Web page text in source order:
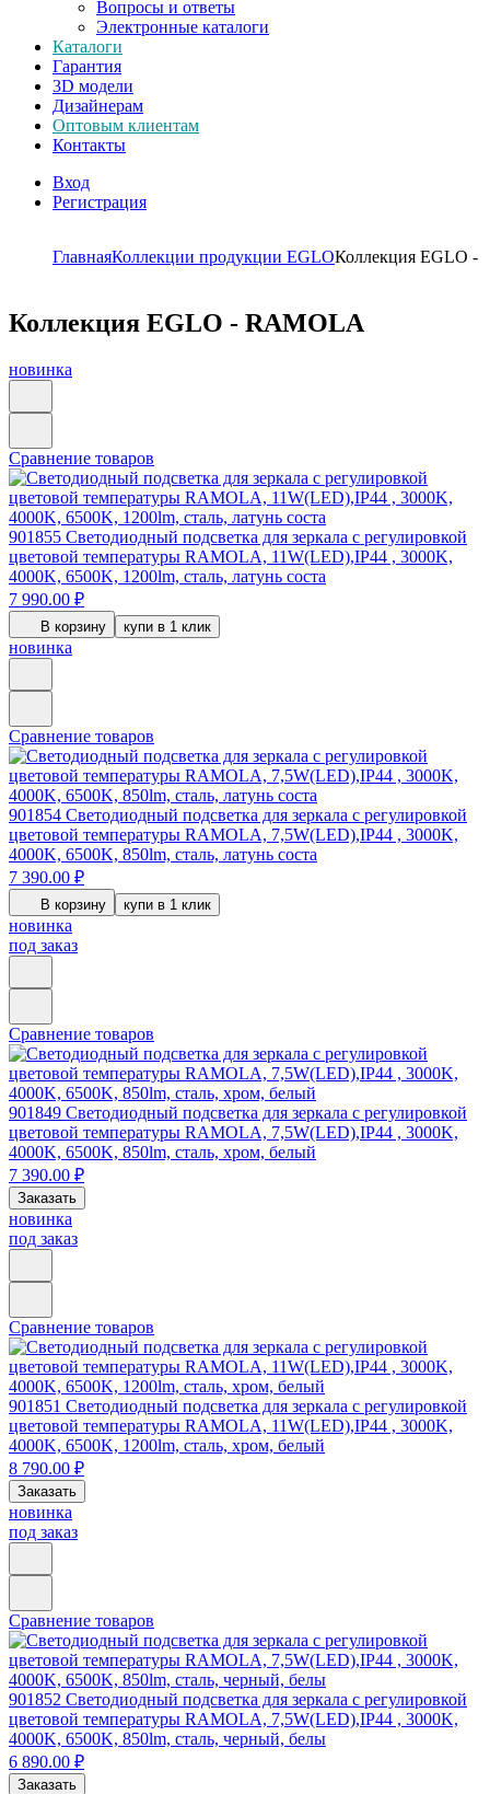
Вопросы и ответы
Электронные каталоги
Каталоги
Гарантия
3D модели
Дизайнерам
Оптовым клиентам
Контакты
Вход
Регистрация
ГлавнаяКоллекции продукции EGLOКоллекция EGLO -
Коллекция EGLO - RAMOLA
новинка
Сравнение товаров
901855 Светодиодный подсветка для зеркала с регулировкой
цветовой температуры RAMOLA, 11W(LED),IP44 , 3000K,
4000K, 6500K, 1200lm, сталь, латунь соста
7 990.00 ₽
В корзину купи в 1 клик
новинка
Сравнение товаров
901854 Светодиодный подсветка для зеркала с регулировкой
цветовой температуры RAMOLA, 7,5W(LED),IP44 , 3000K,
4000K, 6500K, 850lm, сталь, латунь соста
7 390.00 ₽
В корзину купи в 1 клик
новинка
под заказ
Сравнение товаров
901849 Светодиодный подсветка для зеркала с регулировкой
цветовой температуры RAMOLA, 7,5W(LED),IP44 , 3000K,
4000K, 6500K, 850lm, сталь, хром, белый
7 390.00 ₽
Заказать
новинка
под заказ
Сравнение товаров
901851 Светодиодный подсветка для зеркала с регулировкой
цветовой температуры RAMOLA, 11W(LED),IP44 , 3000K,
4000K, 6500K, 1200lm, сталь, хром, белый
8 790.00 ₽
Заказать
новинка
под заказ
Сравнение товаров
901852 Светодиодный подсветка для зеркала с регулировкой
цветовой температуры RAMOLA, 7,5W(LED),IP44 , 3000K,
4000K, 6500K, 850lm, сталь, черный, белы
6 890.00 ₽
Заказать